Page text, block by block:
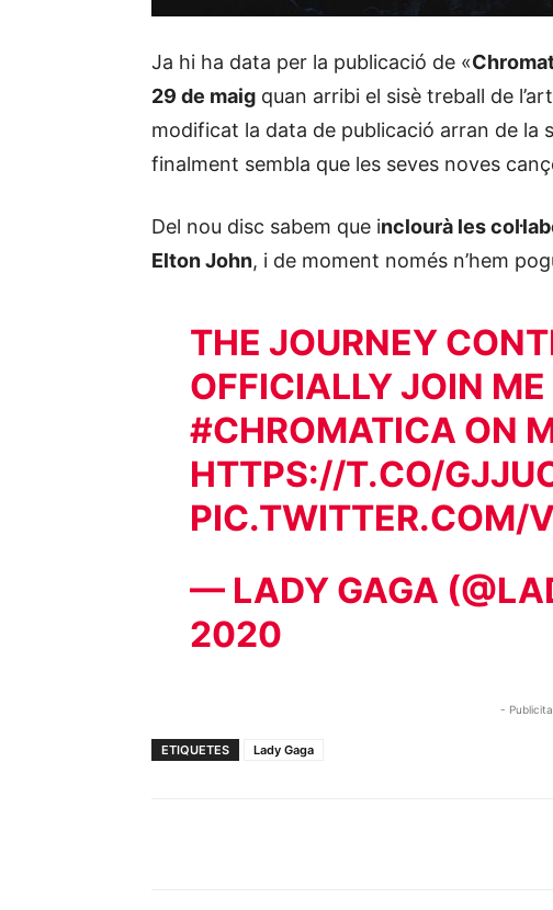
Ja hi ha data per la publicació de «
29 de maig quan arribi el sisè treball de
modificat la data de publicació arran de la
finalment sembla que les seves noves
Del nou disc sabem que inclourà les
Elton John, i de moment només n’hem
THE JOURNEY
OFFICIALLY JOIN ME
#CHROMATICA ON
HTTPS://T.CO/
PIC.TWITTER.COM/
— LADY GAGA
2020
-
ETIQUETES Lady Gaga